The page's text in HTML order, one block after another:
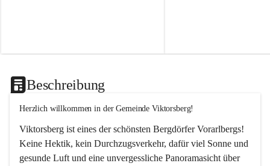
Beschreibung
Herzlich willkommen in der Gemeinde Viktorsberg!
Viktorsberg ist eines der schönsten Bergdörfer Vorarlbergs!
Keine Hektik, kein Durchzugsverkehr, dafür viel Sonne und
gesunde Luft und eine unvergessliche Panoramasicht über